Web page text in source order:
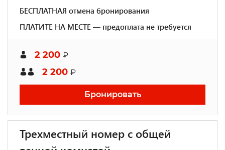
БЕСПЛАТНАЯ отмена бронирования
ПЛАТИТЕ НА МЕСТЕ — предоплата не требуется
2 200 ₽
2 200 ₽
Бронировать
Трехместный номер с общей